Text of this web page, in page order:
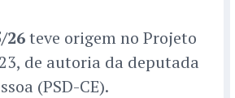
26teve origem no Projeto
de autoria da deputada
(PSD-CE).